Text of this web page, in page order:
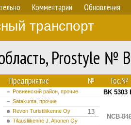
Комментарии Обновления
транспорт
Prostyle №
Предприятие № Гос.№
Ровненский район, прочие BK 5303
Satakunta, прочие
NCB-
Revon Turistiliikenne Oy 13
Tilausliikenne J. Ahonen Oy